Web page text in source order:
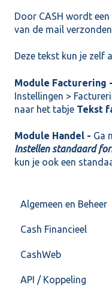
Door CASH wordt
van de mail
Deze tekst kun je zelf
Module Facturering -
Instellingen >
naar het tabje Tekst
Module Handel - Ga
Instellen standaard
kun je ook een
Algemeen en Beheer
Bank(koppeling)
Import/Export
Postbus
Cash Financieel
Boekhoud
Fiscaal
CashWeb
CashHero Layout
API / Koppeling